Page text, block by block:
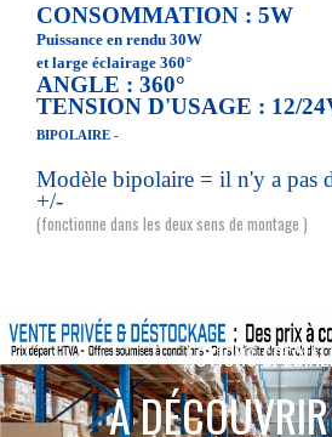
CONSOMMATION : 5W
Puissance en rendu 30W
et large éclairage 360°
ANGLE : 360°
TENSION D'USAGE : 12/
BIPOLAIRE -
Modèle bipolaire = il n'y a pas
+/-
(fonctionne dans les deux sens de montage )
ACTIONS
À